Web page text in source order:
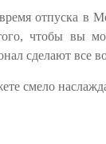
отпуска в
чтобы вы
сделают все
смело